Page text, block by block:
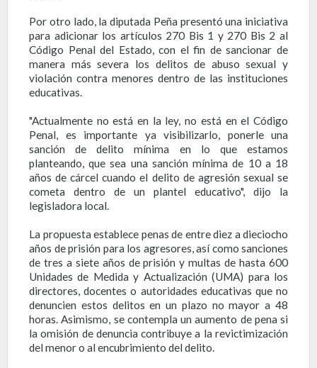
Por otro lado, la diputada Peña presentó una iniciativa
para adicionar los artículos 270 Bis 1 y 270 Bis 2 al
Código Penal del Estado, con el fin de sancionar de
manera más severa los delitos de abuso sexual y
violación contra menores dentro de las instituciones
educativas.
"Actualmente no está en la ley, no está en el Código
Penal, es importante ya visibilizarlo, ponerle una
sanción de delito mínima en lo que estamos
planteando, que sea una sanción mínima de 10 a 18
años de cárcel cuando el delito de agresión sexual se
cometa dentro de un plantel educativo", dijo la
legisladora local.
La propuesta establece penas de entre diez a dieciocho
años de prisión para los agresores, así como sanciones
de tres a siete años de prisión y multas de hasta 600
Unidades de Medida y Actualización (UMA) para los
directores, docentes o autoridades educativas que no
denuncien estos delitos en un plazo no mayor a 48
horas. Asimismo, se contempla un aumento de pena si
la omisión de denuncia contribuye a la revictimización
del menor o al encubrimiento del delito.